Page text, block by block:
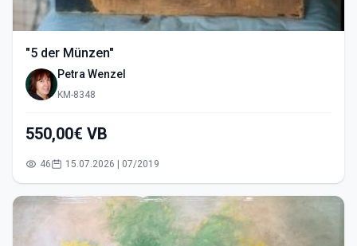
"5 der Münzen"
Petra Wenzel
KM-8348
550,00€ VB
46 15.07.2026 | 07/2019